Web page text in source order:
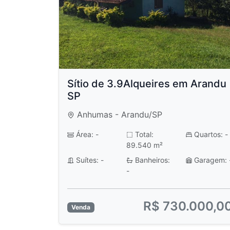
Sítio de 3.9Alqueires em Arandu
SP
Anhumas - Arandu/SP
Área: -
Total:
89.540 m²
Quartos: -
Suítes: -
Banheiros:
-
Garagem:
Venda R$